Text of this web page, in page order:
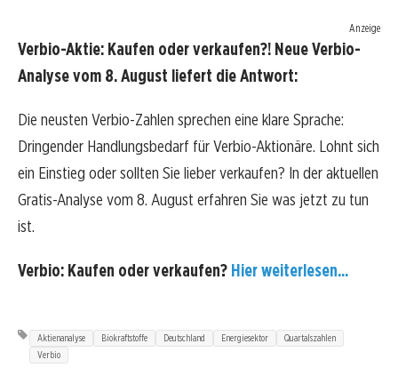
Anzeige
Verbio-Aktie: Kaufen oder verkaufen?! Neue Verbio-
Analyse vom 8. August liefert die Antwort:
Die neusten Verbio-Zahlen sprechen eine klare Sprache:
Dringender Handlungsbedarf für Verbio-Aktionäre. Lohnt sich
ein Einstieg oder sollten Sie lieber verkaufen? In der aktuellen
Gratis-Analyse vom 8. August erfahren Sie was jetzt zu tun
ist.
Verbio: Kaufen oder verkaufen? Hier weiterlesen...
Aktienanalyse Biokraftstoffe Deutschland Energiesektor
Quartalszahlen
Verbio